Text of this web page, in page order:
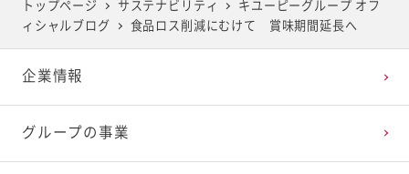
2025年4月
2025年3月
2025年2月
2024年5月
2024年4月
2024年3月
2023年6月
2023年5月
2023年4月
2022年7月
2022年6月
2022年5月
2021年8月
2021年7月
2021年6月
2020年9月
2020年8月
2020年7月
2019年10月
2019年9月
2019年8月
トップページ サステナビリティ
キユーピーグループ オフ
ィシャルブログ
食品ロス削減にむけて 賞味期間延長へ
企業情報
グループの事業